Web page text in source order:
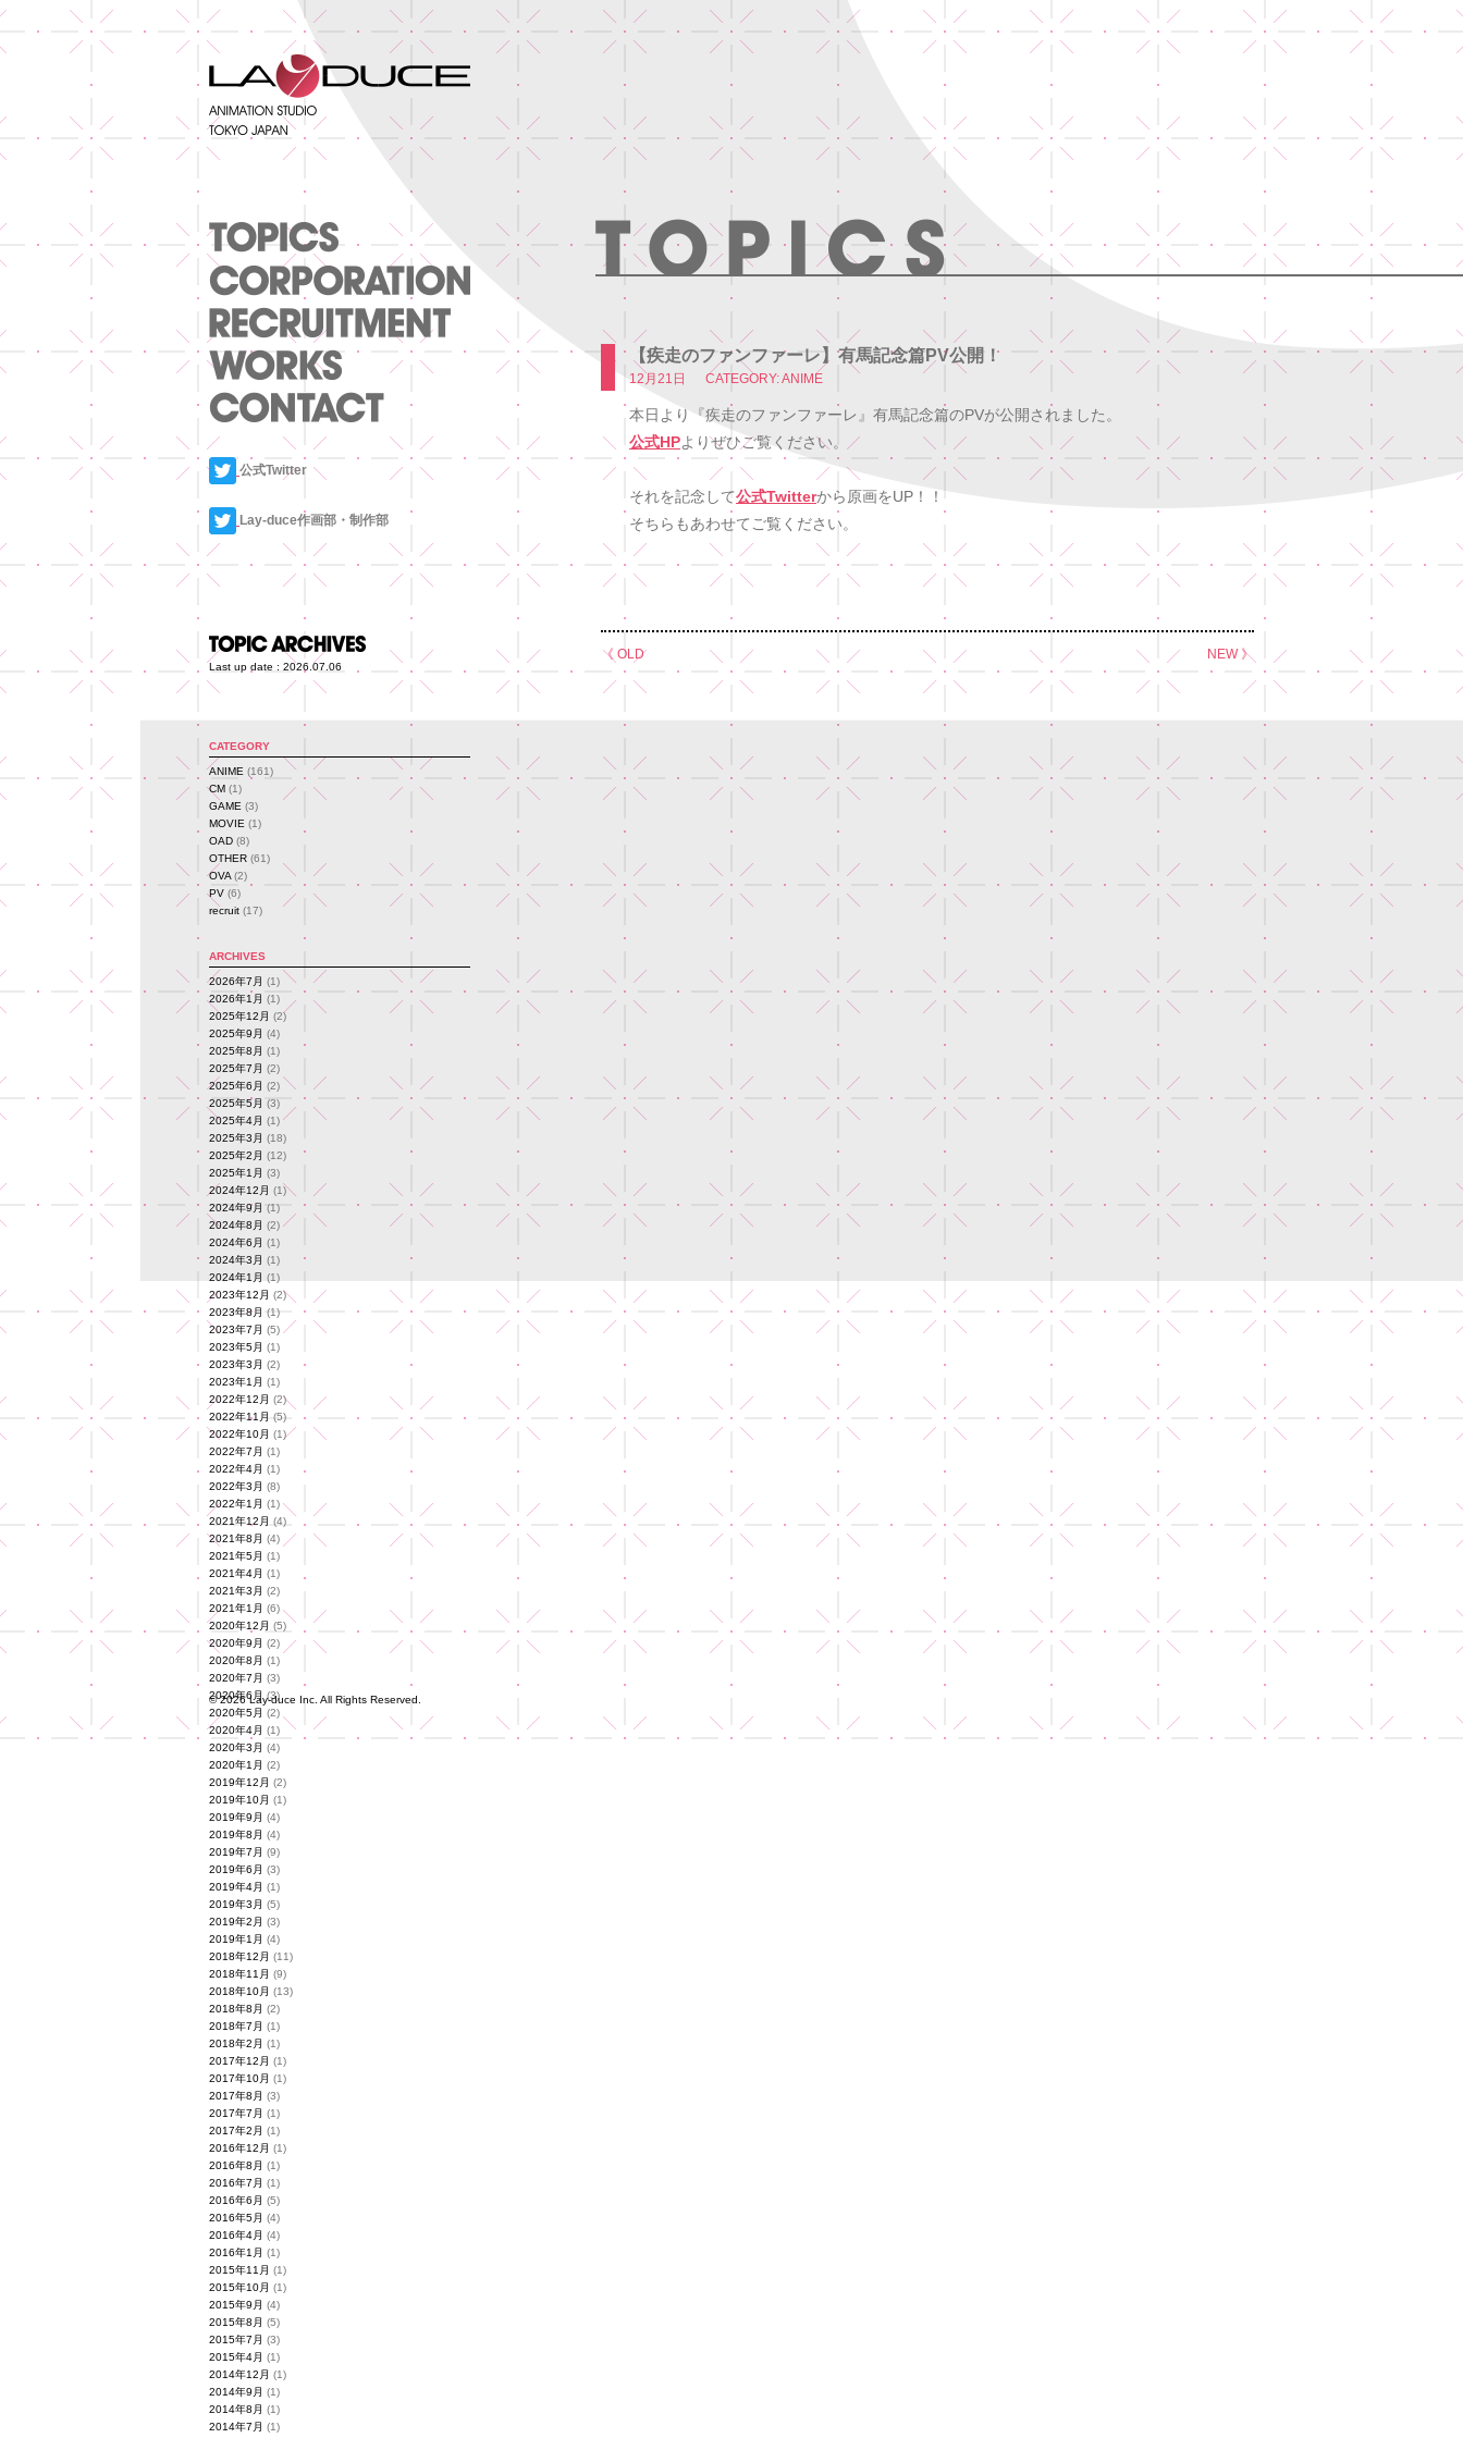
公式Twitter
Lay-duce作画部・制作部
Last up date : 2026.07.06
CATEGORY
ANIME (161)
CM (1)
GAME (3)
MOVIE (1)
OAD (8)
OTHER (61)
OVA (2)
PV (6)
recruit (17)
ARCHIVES
2026年7月 (1)
2026年1月 (1)
2025年12月 (2)
2025年9月 (4)
2025年8月 (1)
2025年7月 (2)
2025年6月 (2)
2025年5月 (3)
2025年4月 (1)
2025年3月 (18)
2025年2月 (12)
2025年1月 (3)
2024年12月 (1)
2024年9月 (1)
2024年8月 (2)
2024年6月 (1)
2024年3月 (1)
2024年1月 (1)
2023年12月 (2)
2023年8月 (1)
2023年7月 (5)
2023年5月 (1)
2023年3月 (2)
2023年1月 (1)
2022年12月 (2)
2022年11月 (5)
2022年10月 (1)
2022年7月 (1)
2022年4月 (1)
2022年3月 (8)
2022年1月 (1)
2021年12月 (4)
2021年8月 (4)
2021年5月 (1)
2021年4月 (1)
2021年3月 (2)
2021年1月 (6)
2020年12月 (5)
2020年9月 (2)
2020年8月 (1)
2020年7月 (3)
2020年6月 (3)
2020年5月 (2)
2020年4月 (1)
2020年3月 (4)
2020年1月 (2)
2019年12月 (2)
2019年10月 (1)
2019年9月 (4)
2019年8月 (4)
2019年7月 (9)
2019年6月 (3)
2019年4月 (1)
2019年3月 (5)
2019年2月 (3)
2019年1月 (4)
2018年12月 (11)
2018年11月 (9)
2018年10月 (13)
2018年8月 (2)
2018年7月 (1)
2018年2月 (1)
2017年12月 (1)
2017年10月 (1)
2017年8月 (3)
2017年7月 (1)
2017年2月 (1)
2016年12月 (1)
2016年8月 (1)
2016年7月 (1)
2016年6月 (5)
2016年5月 (4)
2016年4月 (4)
2016年1月 (1)
2015年11月 (1)
2015年10月 (1)
2015年9月 (4)
2015年8月 (5)
2015年7月 (3)
2015年4月 (1)
2014年12月 (1)
2014年9月 (1)
2014年8月 (1)
2014年7月 (1)
【疾走のファンファーレ】有馬記念篇PV公開！
12月21日 CATEGORY: ANIME
本日より『疾走のファンファーレ』有馬記念篇のPVが公開されました。
公式HPよりぜひご覧ください。
それを記念して公式Twitterから原画をUP！！
そちらもあわせてご覧ください。
NEW 》
《 OLD
© 2026 Lay-duce Inc. All Rights Reserved.